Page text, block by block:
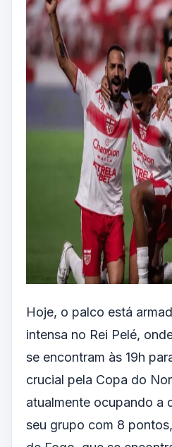
Hoje, o palco está
intensa no Rei Pelé,
se encontram às 19h
crucial pela Copa do
atualmente ocupando a
seu grupo com 8